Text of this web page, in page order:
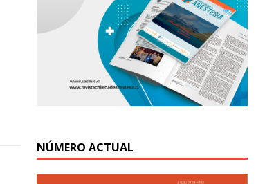
NÚMERO ACTUAL